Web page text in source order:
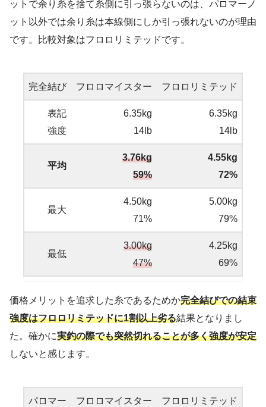
ットで余り糸を捨て糸側に引っ張らないのは、パロマーノ
ット以外では余り糸は本線側にしか引っ張れないのが理由
です。比較対象はフロロリミテッドです。
完全結び フロロマイスター フロロリミテッド
表記
強度
6.35kg
14lb
6.35kg
14lb
平均
3.76kg
59%
4.55kg
72%
最大
4.50kg
71%
5.00kg
79%
最低
3.00kg
47%
4.25kg
69%
価格メリットを追求した糸であるためか完全結びでの結束
強度はフロロリミテッドに1割以上劣る結果となりまし
た。確かに実釣の際でも突然切れることが多く強度が安定
しないと感じます。
パロマー フロロマイスター フロロリミテッド